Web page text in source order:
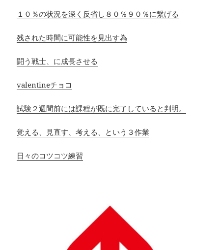
１０％の状況を深く反省し８０％９０％に繋げる
残された時間に可能性を見出す為
闘う戦士、に成長させる
valentineチョコ
試験２週間前には課程が既に完了していると判明。
覚える、見直す、考える、という３作業
日々のコツコツ練習